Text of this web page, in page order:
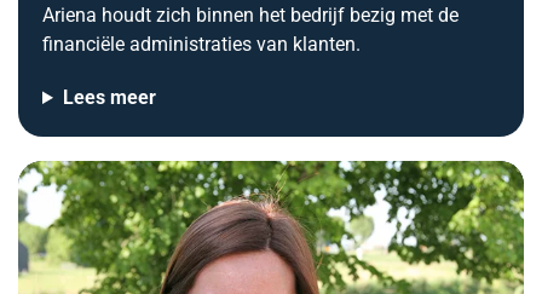
Ariena houdt zich binnen het bedrijf bezig met de
financiële administraties van klanten.
Lees meer